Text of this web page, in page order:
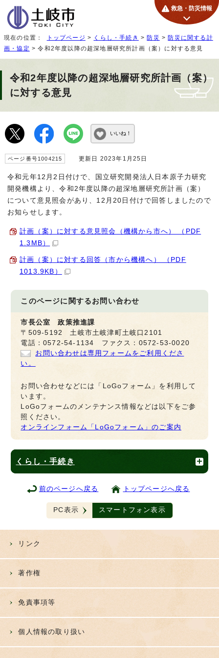
救急・防災情報
現在の位置： トップページ > くらし・手続き >防災 >防災に関する計
画・協定 > 令和2年度以降の超深地層研究所計画（案）に対する意見
令和2年度以降の超深地層研究所計画（案）
に対する意見
いいね！
ページ番号1004215 更新日 2023年1月25日
令和元年12月2日付けで、国立研究開発法人日本原子力研究
開発機構より、令和2年度以降の超深地層研究所計画（案）
について意見照会があり、12月20日付けで回答しましたので
お知らせします。
計画（案）に対する意見照会（機構から市へ） （PDF
1.3MB）
計画（案）に対する回答（市から機構へ） （PDF
1013.9KB）
このページに関するお問い合わせ
市長公室 政策推進課
〒509-5192 土岐市土岐津町土岐口2101
電話：0572-54-1134 ファクス：0572-53-0020
お問い合わせは専用フォームをご利用くださ
い。
お問い合わせなどには「LoGoフォーム」を利用して
います。
LoGoフォームのメンテナンス情報などは以下をご参
照ください。
オンラインフォーム「LoGoフォーム」のご案内
くらし・手続き
前のページへ戻る トップページへ戻る
PC表示 スマートフォン表示
リンク
著作権
免責事項等
個人情報の取り扱い